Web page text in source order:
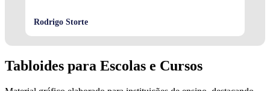
Rodrigo Storte
Tabloides para Escolas e Cursos